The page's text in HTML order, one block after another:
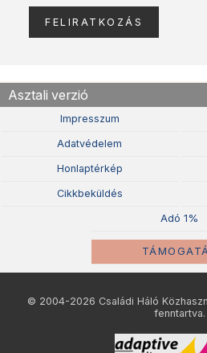
Asztali verzió
Impresszum
Adatvédelem
Honlaptérkép
Cikkbeküldés
Adó 1%
© 2004-2026 Családi Háló
fenntartva.